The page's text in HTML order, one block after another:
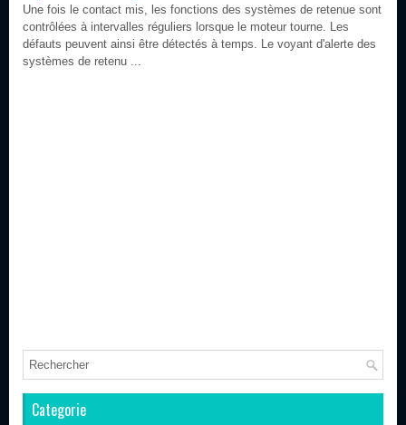
Une fois le contact mis, les fonctions des systèmes de retenue sont
contrôlées à intervalles réguliers lorsque le moteur tourne. Les
défauts peuvent ainsi être détectés à temps. Le voyant d'alerte des
systèmes de retenu ...
Categorie